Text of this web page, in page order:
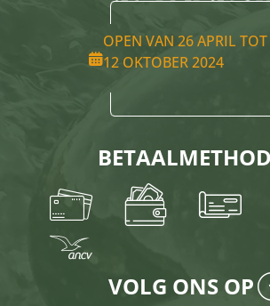
OPEN VAN 26 APRIL TOT
12 OKTOBER 2024
VOLG ONS OP